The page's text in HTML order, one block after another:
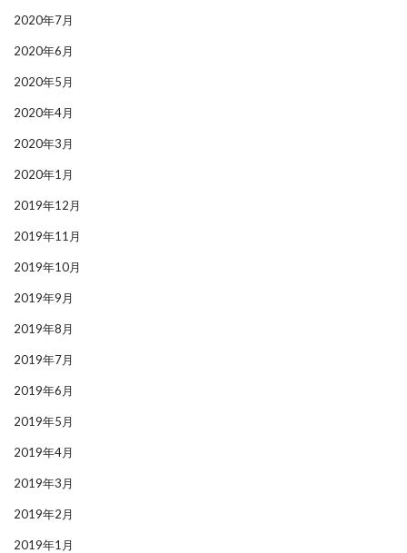
2020年7月
2020年6月
2020年5月
2020年4月
2020年3月
2020年1月
2019年12月
2019年11月
2019年10月
2019年9月
2019年8月
2019年7月
2019年6月
2019年5月
2019年4月
2019年3月
2019年2月
2019年1月